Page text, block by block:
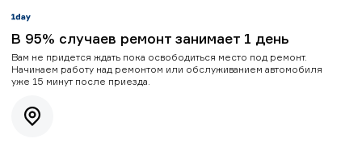
В 95% случаев ремонт занимает 1 день
Вам не придется ждать пока освободиться место под ремонт.
Начинаем работу над ремонтом или обслуживанием автомобиля
уже 15 минут после приезда.